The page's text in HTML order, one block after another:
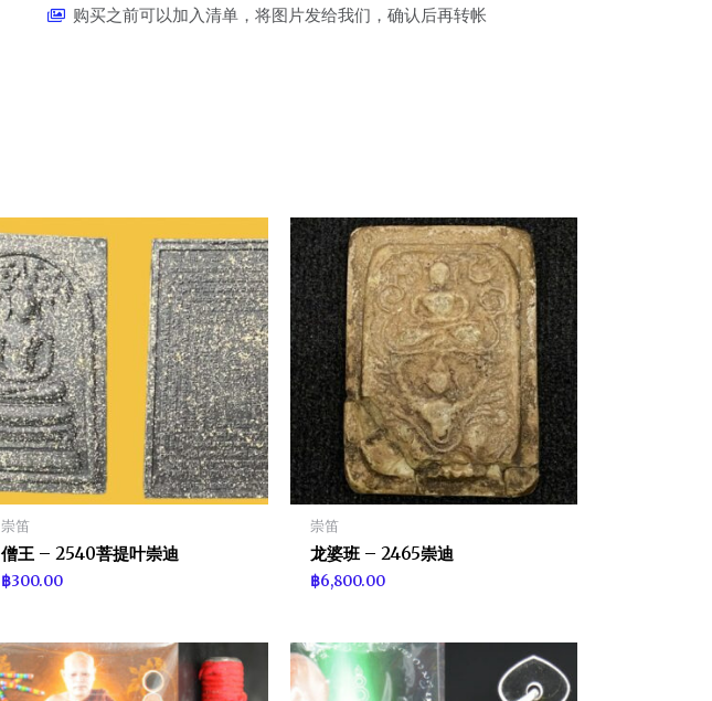
购买之前可以加入清单，将图片发给我们，确认后再转帐
崇笛
僧王 – 2540菩提叶崇迪
฿300.00
崇笛
龙婆班 – 2465崇迪
฿6,800.00